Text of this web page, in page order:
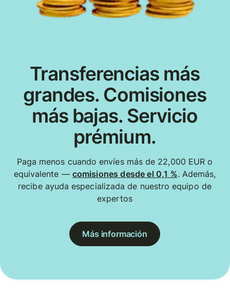
Transferencias más
grandes. Comisiones
más bajas. Servicio
prémium.
Paga menos cuando envíes más de 22,000 EUR o
equivalente — comisiones desde el 0,1 %. Además,
recibe ayuda especializada de nuestro equipo de
expertos
Más información